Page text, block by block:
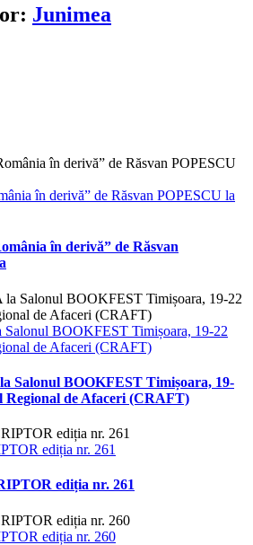
Junimea
în derivă” de Răsvan POPESCU la
în derivă” de Răsvan
BOOKFEST Timișoara, 19-22
de Afaceri (CRAFT)
Salonul BOOKFEST Timișoara, 19-
Regional de Afaceri (CRAFT)
ediția nr. 261
ediția nr. 261
ediția nr. 260